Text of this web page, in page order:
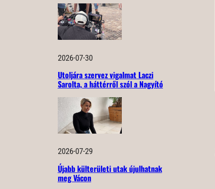
2026-07-30
Utoljára szervez vigalmat Laczi
Sarolta, a háttérről szól a Nagyító
2026-07-29
Újabb külterületi utak újulhatnak
meg Vácon